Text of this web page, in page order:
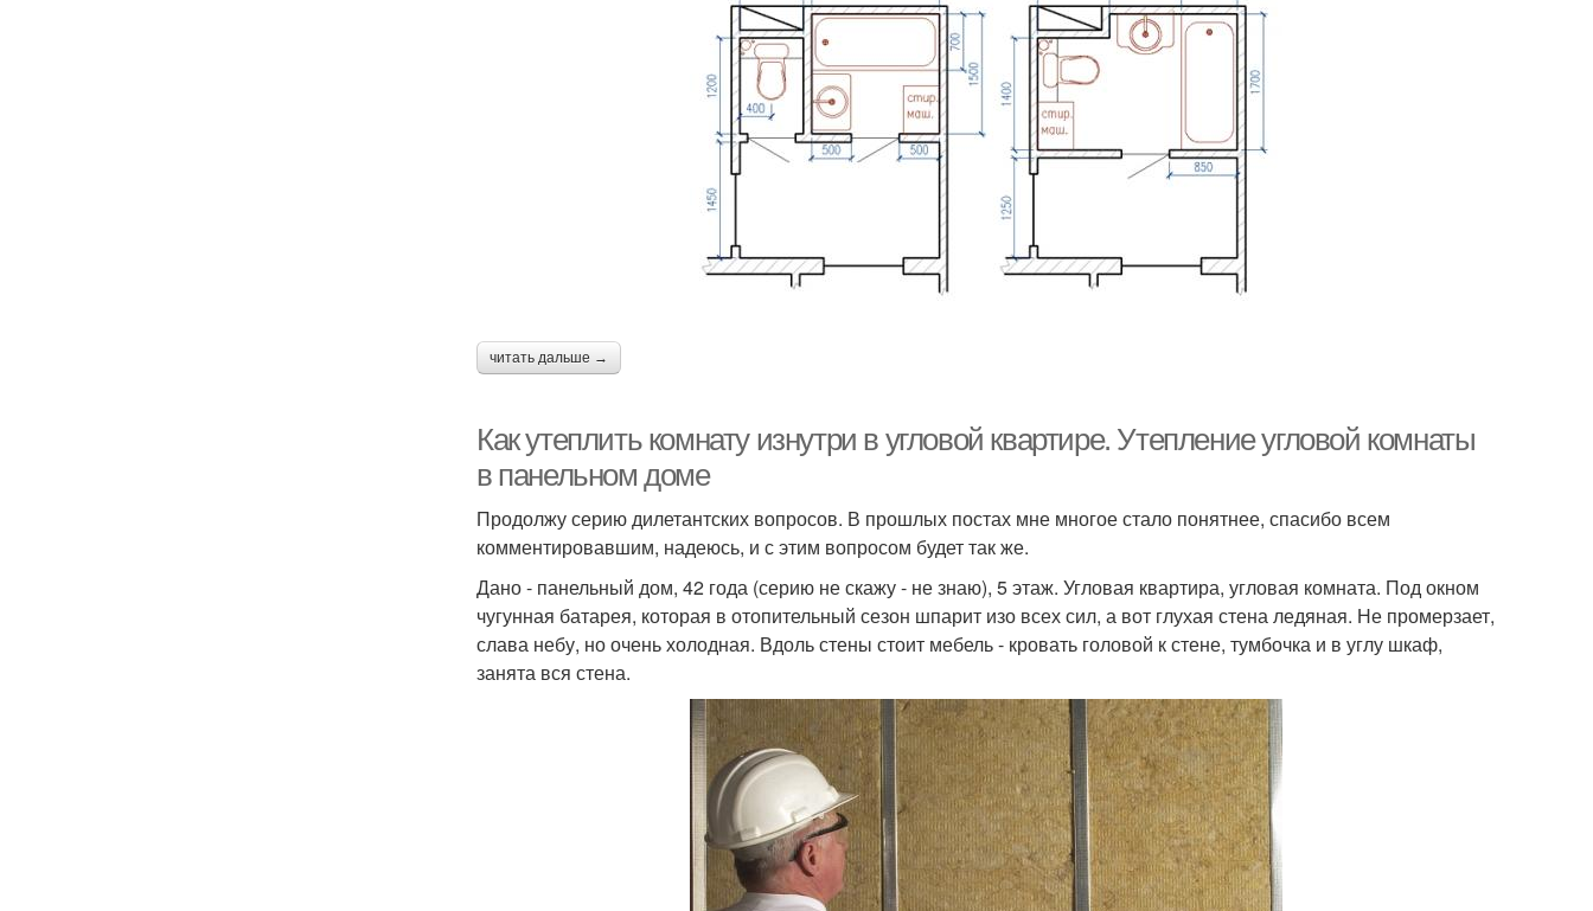
читать дальше →
Как утеплить комнату изнутри в угловой квартире. Утепление угловой комнаты
в панельном доме
Продолжу серию дилетантских вопросов. В прошлых постах мне многое стало понятнее, спасибо всем
комментировавшим, надеюсь, и с этим вопросом будет так же.
Дано - панельный дом, 42 года (серию не скажу - не знаю), 5 этаж. Угловая квартира, угловая комната. Под окном
чугунная батарея, которая в отопительный сезон шпарит изо всех сил, а вот глухая стена ледяная. Не промерзает,
слава небу, но очень холодная. Вдоль стены стоит мебель - кровать головой к стене, тумбочка и в углу шкаф,
занята вся стена.